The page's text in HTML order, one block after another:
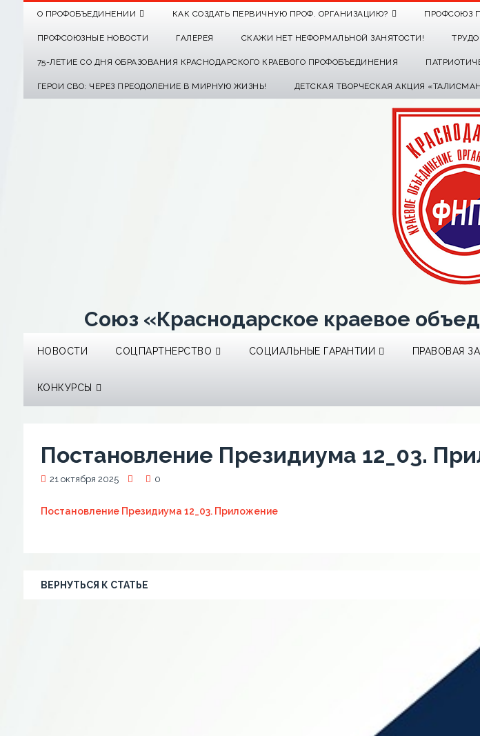
О ПРОФОБЪЕДИНЕНИИ КАК СОЗДАТЬ ПЕРВИЧНУЮ ПРОФ. ОРГАНИЗАЦИЮ? ПРОФСОЮЗ
ПРОФСОЮЗНЫЕ НОВОСТИ ГАЛЕРЕЯ СКАЖИ НЕТ НЕФОРМАЛЬНОЙ ЗАНЯТОСТИ!
75-ЛЕТИЕ СО ДНЯ ОБРАЗОВАНИЯ КРАСНОДАРСКОГО КРАЕВОГО ПРОФОБЪЕДИНЕНИЯ
ГЕРОИ СВО: ЧЕРЕЗ ПРЕОДОЛЕНИЕ В МИРНУЮ ЖИЗНЬ! ДЕТСКАЯ ТВОРЧЕСКАЯ АКЦИЯ
Союз «Краснодарское краевое
НОВОСТИ СОЦПАРТНЕРСТВО СОЦИАЛЬНЫЕ ГАРАНТИИ ПРАВОВАЯ
КОНКУРСЫ
Постановление Президиума 12_03.
21 октября 2025 0
Постановление Президиума 12_03. Приложение
ВЕРНУТЬСЯ К СТАТЬЕ